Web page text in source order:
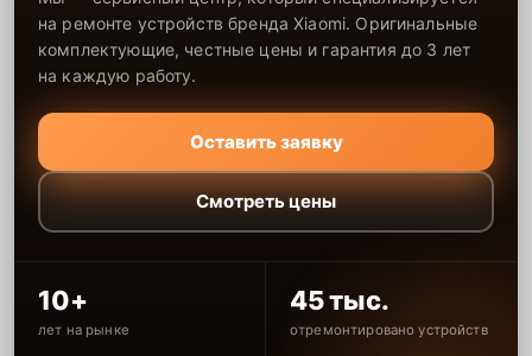
на ремонте устройств бренда Xiaomi. Оригинальные
комплектующие, честные цены и гарантия до 3 лет
на каждую работу.
Оставить заявку
Смотреть цены
10+
лет на рынке
45 тыс.
отремонтировано устройств